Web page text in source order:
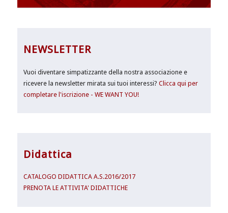
NEWSLETTER
Vuoi diventare simpatizzante della nostra associazione e
ricevere la newsletter mirata sui tuoi interessi?Clicca qui per
completare l'iscrizione - WE WANT YOU!
Didattica
CATALOGO DIDATTICA A.S.2016/2017
PRENOTA LE ATTIVITA' DIDATTICHE